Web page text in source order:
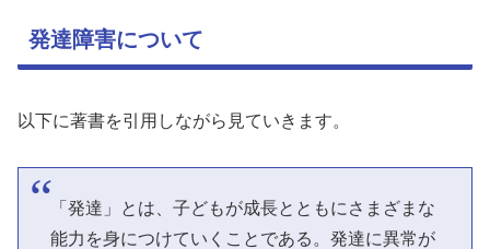
発達障害について
以下に著書を引用しながら見ていきます。
「発達」とは、子どもが成長とともにさまざまな
能力を身につけていくことである。発達に異常が